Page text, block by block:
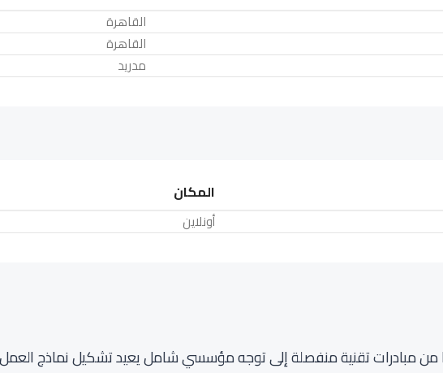
القاهرة
القاهرة
مدريد
المكان
أونلاين
من مبادرات تقنية منفصلة إلى توجه مؤسسي شامل يعيد تشكيل نماذج